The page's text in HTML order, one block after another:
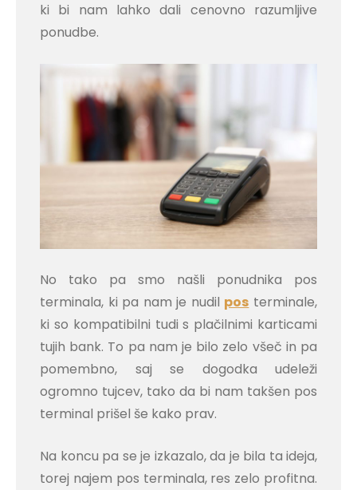
ki bi nam lahko dali cenovno razumljive
ponudbe.
No tako pa smo našli ponudnika pos
terminala, ki pa nam je nudil pos terminale,
ki so kompatibilni tudi s plačilnimi karticami
tujih bank. To pa nam je bilo zelo všeč in pa
pomembno, saj se dogodka udeleži
ogromno tujcev, tako da bi nam takšen pos
terminal prišel še kako prav.
Na koncu pa se je izkazalo, da je bila ta ideja,
torej najem pos terminala, res zelo profitna.